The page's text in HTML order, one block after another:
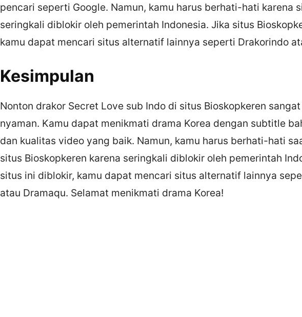
pencari seperti Google. Namun, kamu harus berhati-hati karena
seringkali diblokir oleh pemerintah Indonesia. Jika situs
kamu dapat mencari situs alternatif lainnya seperti Drakorindo
Kesimpulan
Nonton drakor Secret Love sub Indo di situs Bioskopkeren
nyaman. Kamu dapat menikmati drama Korea dengan subtitle
dan kualitas video yang baik. Namun, kamu harus berhati-hati
situs Bioskopkeren karena seringkali diblokir oleh pemerintah
situs ini diblokir, kamu dapat mencari situs alternatif lainnya
atau Dramaqu. Selamat menikmati drama Korea!